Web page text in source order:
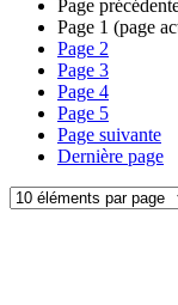
Page
Page 1 (page
Page 2
Page 3
Page 4
Page 5
Page suivante
Dernière page